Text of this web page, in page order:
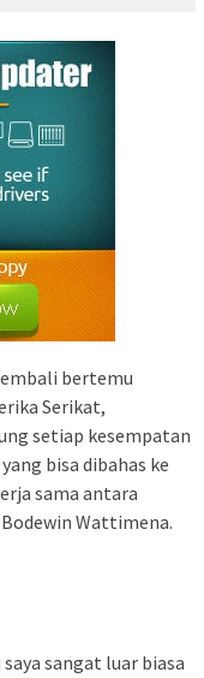
bertemu
Serikat,
setiap kesempatan
bisa dibahas ke
sama antara
Wattimena.
sangat luar biasa